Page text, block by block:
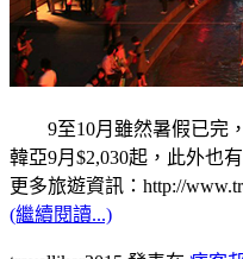
9至10月雖然暑假已完，
韓亞9月$2,030起，此外也
更多旅遊資訊：http://
(繼續閱讀...)